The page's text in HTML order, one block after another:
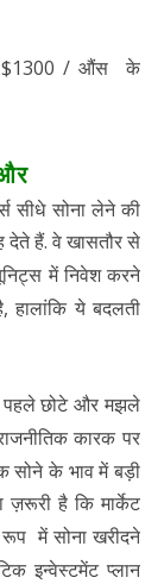
$1300 / औंस के
सीधे सोना लेने की
हैं. वे खासतौर से
में निवेश करने
हालांकि ये बदलती
पहले छोटे और मझले
कारक पर
सोने के भाव में बड़ी
है कि मार्केट
रूप में सोना खरीदने
इन्वेस्टमेंट प्लान